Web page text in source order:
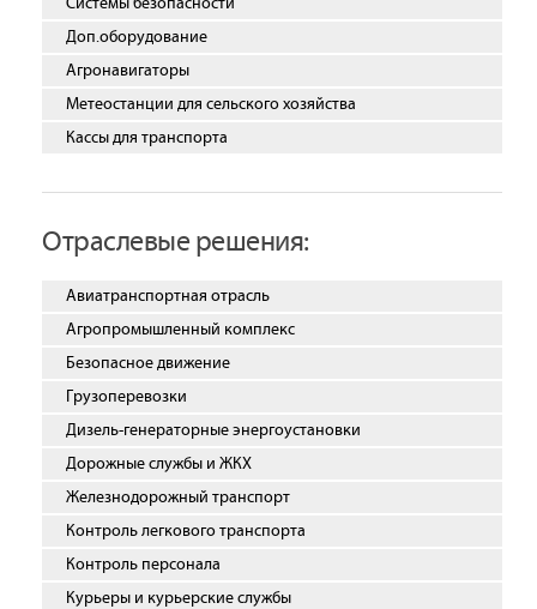
Доп.оборудование
Агронавигаторы
Метеостанции для сельского хозяйства
Кассы для транспорта
Отраслевые решения:
Авиатранспортная отрасль
Агропромышленный комплекс
Безопасное движение
Грузоперевозки
Дизель-генераторные энергоустановки
Дорожные службы и ЖКХ
Железнодорожный транспорт
Контроль легкового транспорта
Контроль персонала
Курьеры и курьерские службы